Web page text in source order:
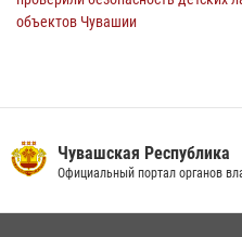
объектов Чувашии
14 июля 2026, 13:09 3
программы «Время СВОих» на
Чувашская Республика
Официальный портал органов